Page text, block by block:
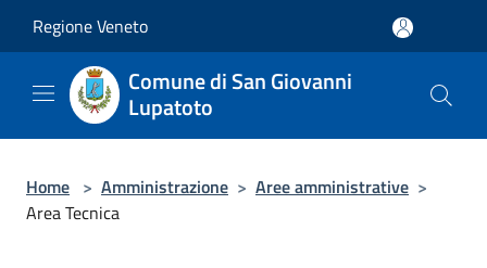
Regione Veneto
Comune di San Giovanni
Lupatoto
Home > Amministrazione > Aree amministrative >
Area Tecnica